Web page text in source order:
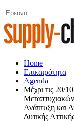
Home
Επικαιρότητα
Agenda
Μέχρι τις 20/
Ανάπτυξη και
Δυτικής Αττικής